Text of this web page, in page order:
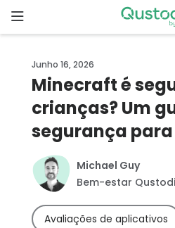
to
content
inicial
Por que o
Qustodio?
Recursos
Começar
Junho 16, 2026
Minecraft é
crianças? Um
segurança
Michael Guy
Bem-estar
Avaliações de aplicativos